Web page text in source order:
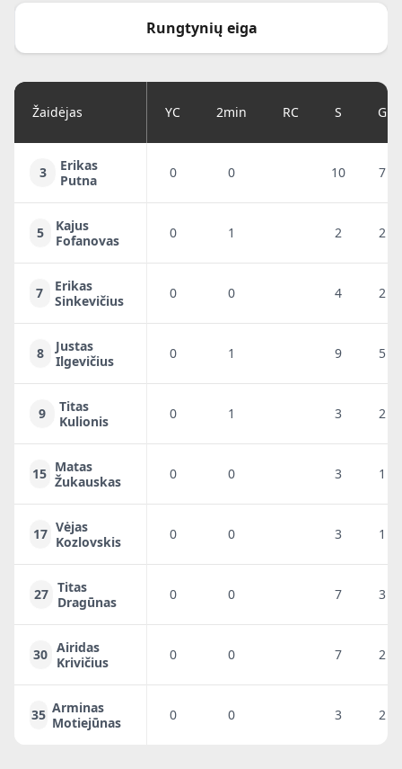
Rungtynių eiga
Žaidėjas YC 2min RC S G
3
Erikas
Putna
0 0 10 7
5
Kajus
Fofanovas
0 1 2 2
7
Erikas
Sinkevičius
0 0 4 2
8
Justas
Ilgevičius
0 1 9 5
9
Titas
Kulionis
0 1 3 2
15 Matas
Žukauskas
0 0 3 1
17 Vėjas
Kozlovskis
0 0 3 1
27 Titas
Dragūnas
0 0 7 3
30 Airidas
Krivičius
0 0 7 2
35 Arminas
Motiejūnas
0 0 3 2